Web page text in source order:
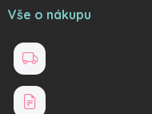
Vše o nákupu